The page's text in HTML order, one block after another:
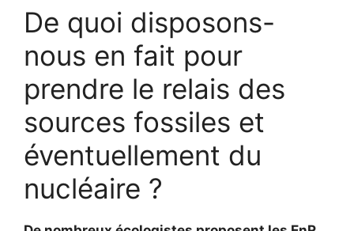
De quoi disposons-
nous en fait pour
prendre le relais des
sources fossiles et
éventuellement du
nucléaire ?